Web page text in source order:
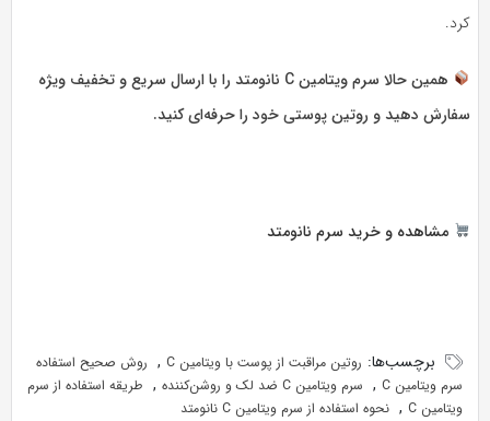
کرد.
همین حالا سرم ویتامین C نانو‌متد را با ارسال سریع و تخفیف ویژه
سفارش دهید و روتین پوستی خود را حرفه‌ای کنید.
مشاهده و خرید سرم نانو‌متد
برچسب‌ها: روتین مراقبت از پوست با ویتامین C , روش صحیح استفاده
سرم ویتامین C
, سرم ویتامین C ضد لک و روشن‌کننده , طریقه استفاده از سرم
ویتامین C
, نحوه استفاده از سرم ویتامین C نانو‌متد